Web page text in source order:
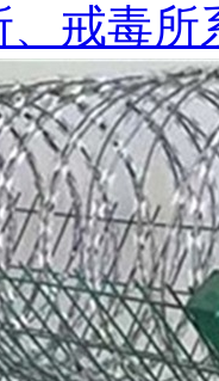
、戒毒